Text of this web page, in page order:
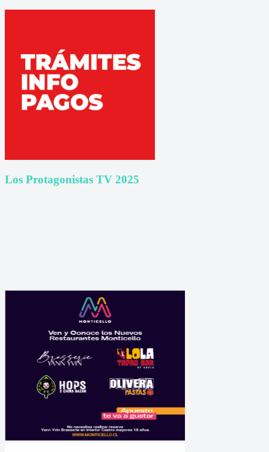
Los Protagonistas TV 2025